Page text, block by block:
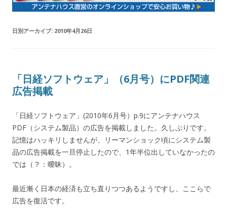
日別アーカイブ: 2010年4月26日
「日経ソフトウェア」（6月号）にPDF関連
広告掲載
「日経ソフトウェア」(2010年6月号）p.9にアンテナハウス
PDF（システム製品）の広告を掲載しました。久しぶりです。
記憶はハッキリしませんが、リーマンショック頃にシステム製
品の広告掲載を一旦停止したので、1年半位出していなかったの
では（？：曖昧）。
最近漸く日本の経済も立ち直りつつあるようですし、ここらで
広告を復活です。